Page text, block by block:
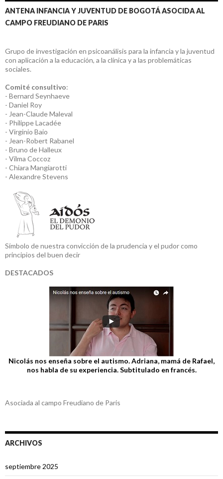
ANTENA INFANCIA Y JUVENTUD DE BOGOTÁ ASOCIDA AL
CAMPO FREUDIANO DE PARIS
Grupo de investigación en psicoanálisis para la infancia y la juventud
con aplicación a la educación, a la clínica y a las problemáticas
sociales.
Comité consultivo:
- Bernard Seynhaeve
- Daniel Roy
- Jean-Claude Maleval
- Philippe Lacadée
- Virginio Baio
- Jean-Robert Rabanel
- Bruno de Halleux
- Vilma Coccoz
- Chiara Mangiarotti
- Alexandre Stevens
Símbolo de nuestra convicción de la prudencia y el pudor como
principios del buen decir
DESTACADOS
Nicolás nos enseña sobre el autismo. Adriana, mamá de Rafael,
nos habla de su experiencia. Subtitulado en francés.
Asociada al campo Freudiano de Paris
ARCHIVOS
septiembre 2025